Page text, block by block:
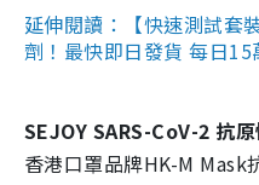
延伸閱讀：【快速測試套
劑！最快即日發貨 每日15
SEJOY SARS-CoV-2 抗
香港口罩品牌HK-M Mask